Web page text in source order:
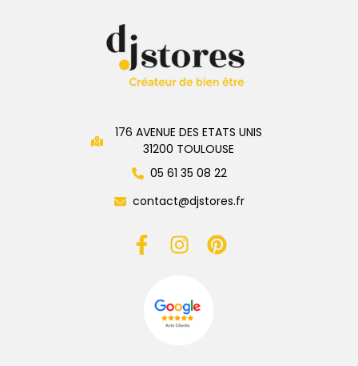
176 AVENUE DES ETATS UNIS
31200 TOULOUSE
05 61 35 08 22
contact@djstores.fr